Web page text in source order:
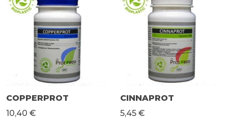
COPPERPROT
10,40 €
CINNAPROT
5,45 €